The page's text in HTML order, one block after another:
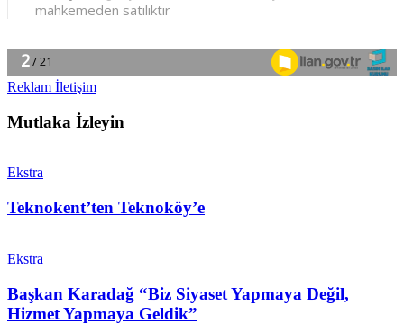
Reklam İletişim
Mutlaka İzleyin
Ekstra
Teknokent’ten Teknoköy’e
Ekstra
Başkan Karadağ “Biz Siyaset Yapmaya Değil,
Hizmet Yapmaya Geldik”